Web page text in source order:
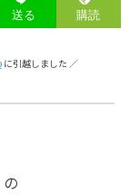
に引越しました ／